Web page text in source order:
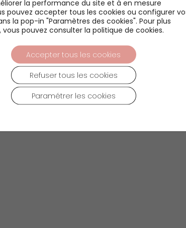
la performance du site et à en mesure
pouvez accepter tous les cookies ou configurer
la pop-in "Paramètres des cookies". Pour plus
pouvez consulter la politique de cookies.
Accepter tous les cookies
Refuser tous les cookies
Paramétrer les cookies